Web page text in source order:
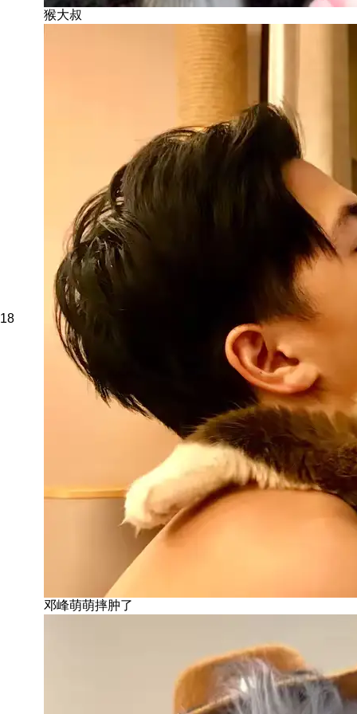
猴大叔
18
邓峰萌萌摔肿了